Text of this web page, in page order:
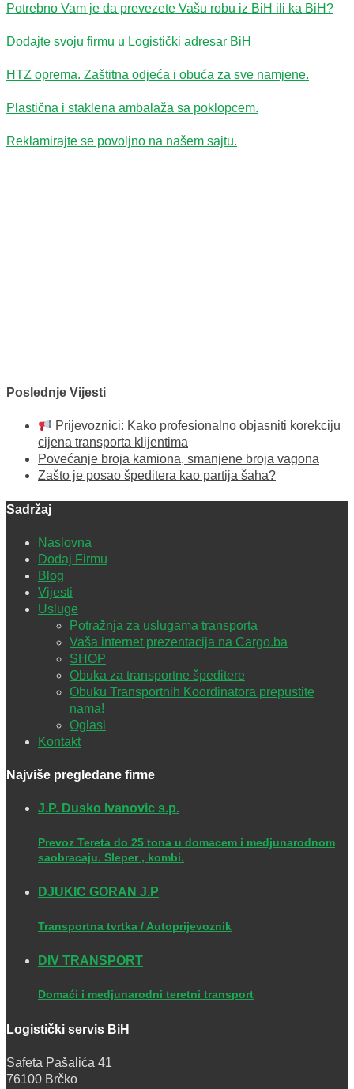
Potrebno Vam je da prevezete Vašu robu iz BiH ili ka BiH?
Dodajte svoju firmu u Logistički adresar BiH
HTZ oprema. Zaštitna odjeća i obuća za sve namjene.
Plastična i staklena ambalaža sa poklopcem.
Reklamirajte se povoljno na našem sajtu.
Poslednje Vijesti
Prijevoznici: Kako profesionalno objasniti korekciju
cijena transporta klijentima
Povećanje broja kamiona, smanjene broja vagona
Zašto je posao špeditera kao partija šaha?
Sadržaj
Naslovna
Dodaj Firmu
Blog
Vijesti
Usluge
Potražnja za uslugama transporta
Vaša internet prezentacija na Cargo.ba
SHOP
Obuka za transportne špeditere
Obuku Transportnih Koordinatora prepustite
nama!
Oglasi
Kontakt
Najviše pregledane firme
J.P. Dusko Ivanovic s.p.
Prevoz Tereta do 25 tona u domacem i medjunarodnom
saobracaju. Sleper , kombi.
DJUKIC GORAN J.P
Transportna tvrtka / Autoprijevoznik
DIV TRANSPORT
Domaći i medjunarodni teretni transport
Logistički servis BiH
Safeta Pašalića 41
76100 Brčko